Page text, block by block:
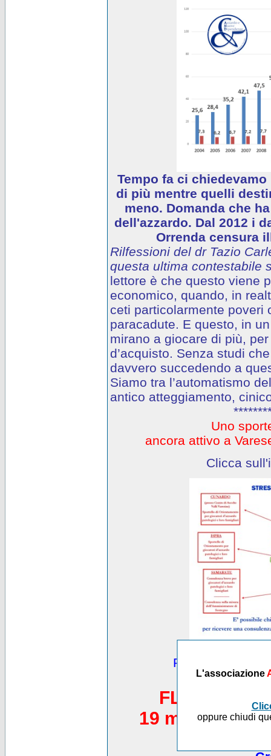
L'associazione
oppure chiudi
Tempo fa ci
di più mentre quelli
meno. Domanda che
dell'azzardo. Dal 2012 i
Orrenda censura
Rilfessioni del dr Tazio
questa ultima contestabile
lettore è che questo viene
economico, quando, in
ceti particolarmente poveri
paracadute. E questo, in
mirano a giocare di più,
d’acquisto. Senza studi
davvero succedendo a
Siamo tra l’automatismo
antico atteggiamento,
Uno
ancora attivo a
Clicca
Puoi vedere
FLASH
19 maggio